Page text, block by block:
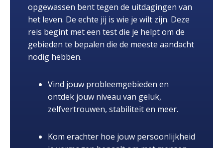
opgewassen bent tegen de uitdagingen van
het leven. De echte jij is wie je wilt zijn. Deze
reis begint met een test die je helpt om de
gebieden te bepalen die de meeste aandacht
nodig hebben.
Vind jouw probleemgebieden en
ontdek jouw niveau van geluk,
zelfvertrouwen, stabiliteit en meer.
Kom erachter hoe jouw persoonlijkheid